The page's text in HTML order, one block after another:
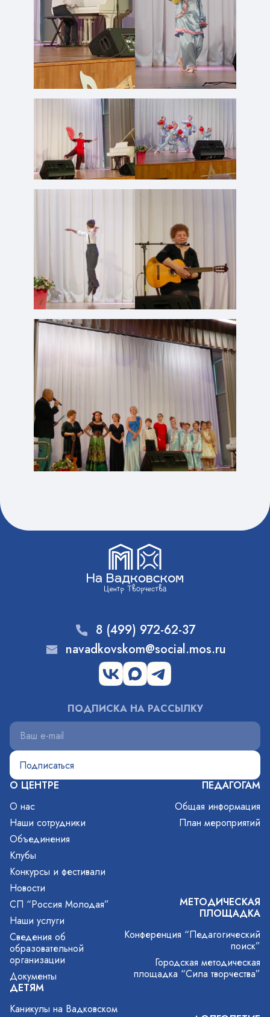
О ЦЕНТРЕ
О нас
Наши сотрудники
Объединения
Клубы
Конкурсы и фестивали
Новости
СП “Россия Молодая”
Наши услуги
Сведения об
образовательной
организации
Документы
ДЕТЯМ
Каникулы на Вадковском
ПЕДАГОГАМ
Общая информация
План мероприятий
МЕТОДИЧЕСКАЯ
ПЛОЩАДКА
Конференция “Педагогический
поиск”
Городская методическая
площадка “Сила творчества”
8 (499) 972-62-37
navadkovskom@social.mos.ru
ПОДПИСКА НА РАССЫЛКУ